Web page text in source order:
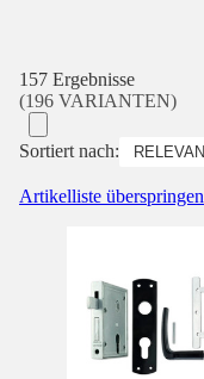
157 Ergebnisse
(196 VARIANTEN)
Sortiert nach:
Artikelliste überspringen